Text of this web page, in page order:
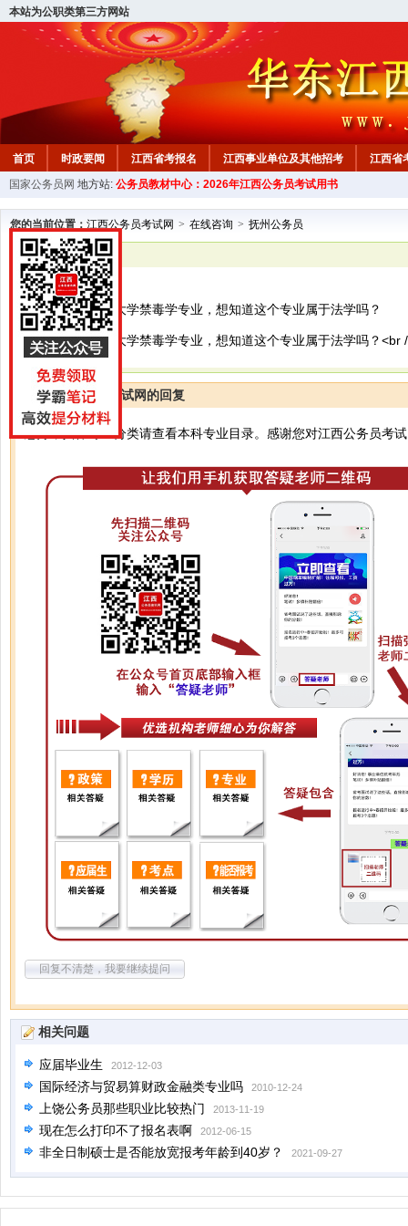
本站为公职类第三方网站
首页 时政要闻 江西省考报名 江西事业单位及其他招考 江西省
教材中心
国家公务员网 地方站: 公务员教材中心：2026年江西公务员考试用书
您的当前位置： 江西公务员考试网 > 在线咨询 > 抚州公务员
已解决
抚州公务员
你好，我是云南大学禁毒学专业，想知道这个专业属于法学吗？
你好，我是云南大学禁毒学专业，想知道这个专业属于法学吗？<br
江西公务员考试网的回复
您好，具体专业分类请查看本科专业目录。感谢您对江西公务员考
回复不清楚，我要继续提问
相关问题
应届毕业生 2012-12-03
国际经济与贸易算财政金融类专业吗 2010-12-24
上饶公务员那些职业比较热门 2013-11-19
现在怎么打印不了报名表啊 2012-06-15
非全日制硕士是否能放宽报考年龄到40岁？ 2021-09-27